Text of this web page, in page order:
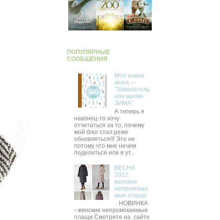
ПОПУЛЯРНЫЕ
СООБЩЕНИЯ
Моя новая
книга —
"Замечатель
ное время :
ЗИМА"
А теперь я
наконец-то хочу
отчитаться за то, почему
мой блог стал реже
обновляться!!! Это не
потому что мне нечем
поделиться или я ут...
ВЕСНА
2022:
женские
непромокае
мые плащи
. НОВИНКА
- женские непромокаемые
плащи Смотрите на сайте